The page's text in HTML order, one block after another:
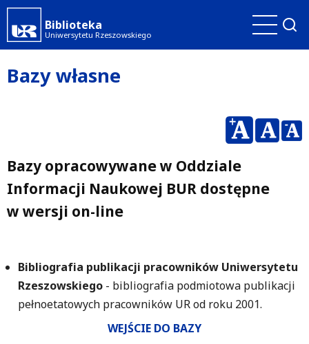
Przejdź
do
treści
Biblioteka
Uniwersytetu Rzeszowskiego
Bazy własne
Bazy opracowywane w Oddziale
Informacji Naukowej BUR dostępne
w wersji on-line
Bibliografia publikacji pracowników Uniwersytetu
Rzeszowskiego - bibliografia podmiotowa publikacji
pełnoetatowych pracowników UR od roku 2001.
WEJŚCIE DO BAZY